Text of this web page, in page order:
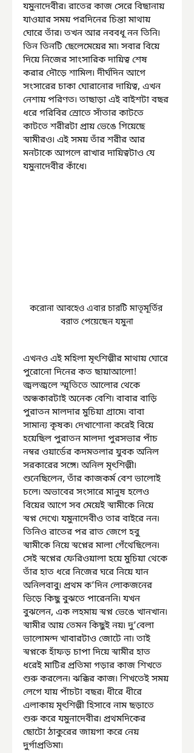
যমুনাদেবীর৷ রাতের কাজ সেরে বিছানায়
যাওয়ার সময় পরদিনের চিন্তা মাথায়
ঘোরে তাঁর৷ তখন আর নববধূ নন তিনি৷
তিন তিনটি ছেলেমেয়ের মা৷ সবার বিয়ে
দিয়ে নিজের সাংসারিক দায়িত্ব শেষ
করার দৌড়ে শামিল৷ দীর্ঘদিন আগে
সংসারের চাকা ঘোরানোর দায়িত্ব, এখন
নেশায় পরিণত৷ তাছাড়া এই বাইশটা বছর
ধরে গরিবির স্রোতে সাঁতার কাটতে
কাটতে শরীরটা প্রায় ভেঙে গিয়েছে
স্বামীরও৷ এই সময় তাঁর শরীর আর
মনটাকে আগলে রাখার দায়িত্বটাও যে
যমুনাদেবীর কাঁধে৷
করোনা আবহেও এবার চারটি মাতৃমূর্তির
বরাত পেয়েছেন যমুনা
এখনও এই মহিলা মৃৎশিল্পীর মাথায় ঘোরে
পুরোনো দিনের কত ছায়াআলো!
জ্বলজ্বলে স্মৃতিতে আলোর থেকে
অন্ধকারটাই অনেক বেশি৷ বাবার বাড়ি
পুরাতন মালদার মুচিয়া গ্রামে৷ বাবা
সামান্য কৃষক৷ দেখাশোনা করেই বিয়ে
হয়েছিল পুরাতন মালদা পুরসভার পাঁচ
নম্বর ওয়ার্ডের কদমতলার যুবক অনিল
সরকারের সঙ্গে৷ অনিল মৃৎশিল্পী৷
শুনেছিলেন, তাঁর কাজকর্ম বেশ ভালোই
চলে৷ অভাবের সংসারে মানুষ হলেও
বিয়ের আগে সব মেয়েই স্বামীকে নিয়ে
স্বপ্ন দেখে৷ যমুনাদেবীও তার বাইরে নন৷
তিনিও রাতের পর রাত জেগে হবু
স্বামীকে নিয়ে স্বপ্নের মালা গেঁথেছিলেন৷
সেই স্বপ্নের ফেরিওয়ালা হয়ে মুচিয়া থেকে
তাঁর হাত ধরে নিজের ঘরে নিয়ে যান
অনিলবাবু৷ প্রথম ক’দিন লোকজনের
ভিড়ে কিছু বুঝতে পারেননি৷ যখন
বুঝলেন, এক লহমায় স্বপ্ন ভেঙে খানখান৷
স্বামীর আয় তেমন কিছুই নয়৷ দু’বেলা
ভালোমন্দ খাবারটাও জোটে না৷ তাই
স্বপ্নকে হাঁফড় চাপা দিয়ে স্বামীর হাত
ধরেই মাটির প্রতিমা গড়ার কাজ শিখতে
শুরু করলেন৷ ঝক্কির কাজ৷ শিখতেই সময়
লেগে যায় পাঁচটা বছর৷ ধীরে ধীরে
এলাকায় মৃৎশিল্পী হিসাবে নাম ছড়াতে
শুরু করে যমুনাদেবীর৷ প্রথমদিকের
ছোটো ঠাকুরের জায়গা করে নেয়
দুর্গাপ্রতিমা৷